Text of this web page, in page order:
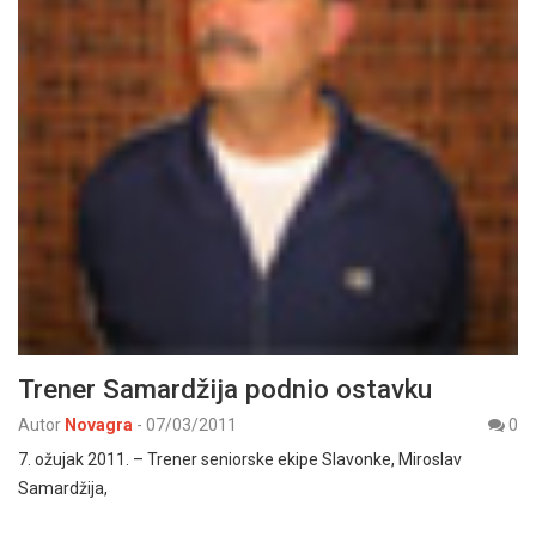
Trener Samardžija podnio ostavku
Autor Novagra - 07/03/2011
0
7. ožujak 2011. – Trener seniorske ekipe Slavonke, Miroslav
Samardžija,